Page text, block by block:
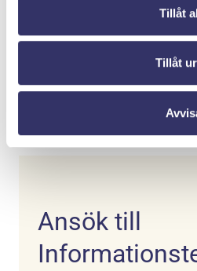
Tillåt
Tillåt
Är ämnets kurslitteratur
du köpa den på egen hand.
Informationsteknik nivå 1.
Utveckling av IT-system: krav,
ISBN: 9789144120973
Ansök till